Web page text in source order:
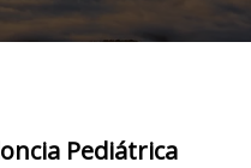
Pediátrica